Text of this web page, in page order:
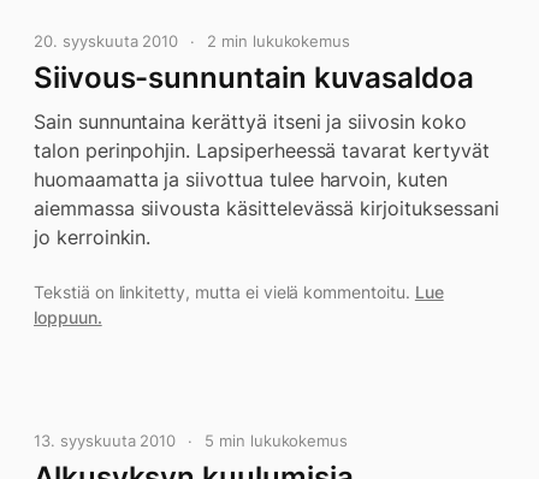
20. syyskuuta 2010 2 min lukukokemus
Siivous-sunnuntain kuvasaldoa
Sain sunnuntaina kerättyä itseni ja siivosin koko
talon perinpohjin. Lapsiperheessä tavarat kertyvät
huomaamatta ja siivottua tulee harvoin, kuten
aiemmassa siivousta käsittelevässä kirjoituksessani
jo kerroinkin.
Tekstiä on linkitetty, mutta ei vielä kommentoitu. Lue
loppuun.
13. syyskuuta 2010 5 min lukukokemus